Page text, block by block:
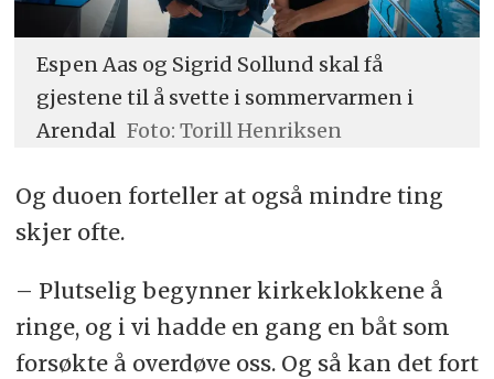
Espen Aas og Sigrid Sollund skal få
gjestene til å svette i sommervarmen i
Arendal Foto: Torill Henriksen
Og duoen forteller at også mindre ting
skjer ofte.
– Plutselig begynner kirkeklokkene å
ringe, og i vi hadde en gang en båt som
forsøkte å overdøve oss. Og så kan det fort